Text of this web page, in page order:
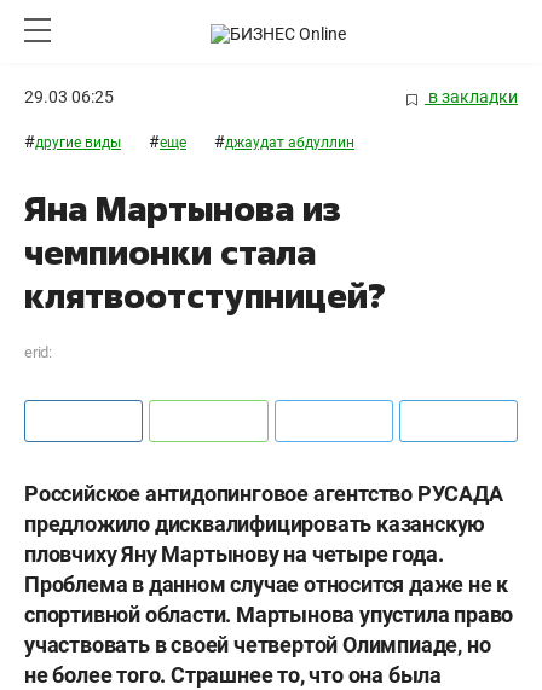
29.03 06:25 в закладки
#другие виды #еще #джаудат абдуллин
Яна Мартынова из
чемпионки стала
клятвоотступницей?
erid:
Российское антидопинговое агентство РУСАДА
предложило дисквалифицировать казанскую
пловчиху Яну Мартынову на четыре года.
Проблема в данном случае относится даже не к
спортивной области. Мартынова упустила право
участвовать в своей четвертой Олимпиаде, но
не более того. Страшнее то, что она была